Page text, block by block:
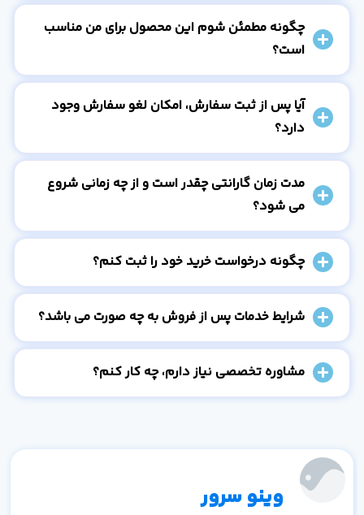
چگونه مطمئن شوم این محصول برای من مناسب
است؟
آیا پس از ثبت سفارش، امکان لغو سفارش وجود
دارد؟
مدت زمان گارانتی چقدر است و از چه زمانی شروع
می شود؟
چگونه درخواست خرید خود را ثبت کنم؟
شرایط خدمات پس از فروش به چه صورت می باشد؟
مشاوره تخصصی نیاز دارم، چه کار کنم؟
وینو سرور